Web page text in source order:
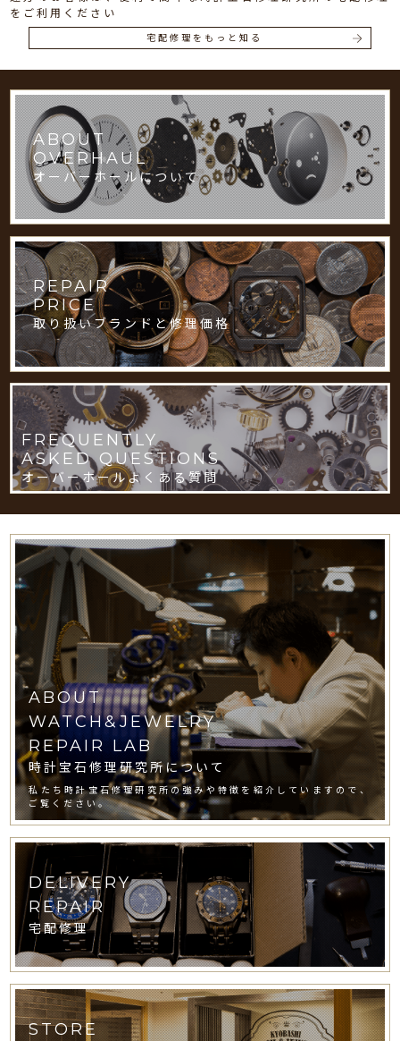
をご利用ください
宅配修理をもっと知る
ABOUT
OVERHAUL
オーバーホールについて
REPAIR
PRICE
取り扱いブランドと修理価格
FREQUENTLY
ASKED QUESTIONS
オーバーホールよくある質問
ABOUT
WATCH&JEWELRY
REPAIR LAB
時計宝石修理研究所について
私たち時計宝石修理研究所の強みや特徴を紹介していますので、
ご覧ください。
DELIVERY
REPAIR
宅配修理
STORE